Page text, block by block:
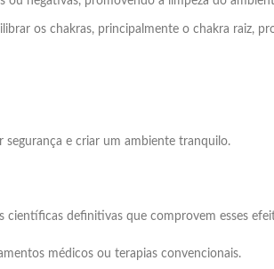
os chakras, principalmente o chakra raiz,
segurança e criar um ambiente tranquilo.
científicas definitivas que comprovem esses
médicos ou terapias convencionais.